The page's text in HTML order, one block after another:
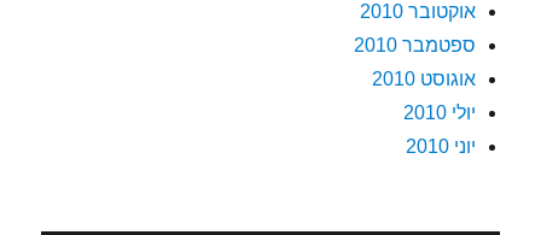
אוקטובר 2010
ספטמבר 2010
אוגוסט 2010
יולי 2010
יוני 2010